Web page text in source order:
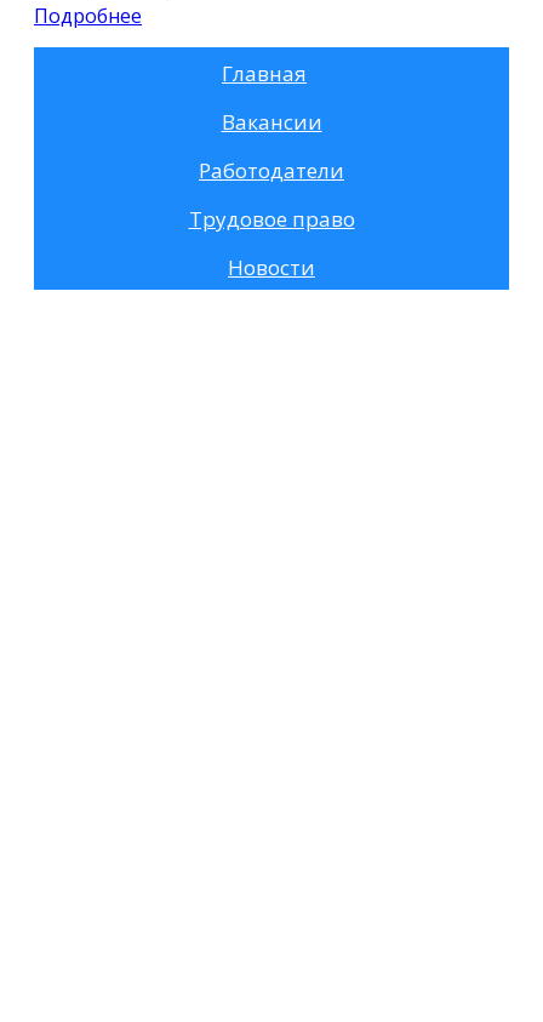
Подробнее
Главная
Вакансии
Работодатели
Трудовое право
Новости